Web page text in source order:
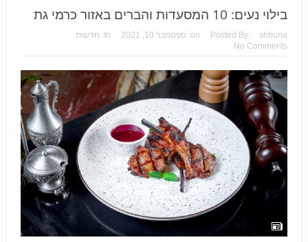
בילוי נעים: 10 המסעדות והברים באזור כרמי גת
Posted By: shhuna
on: ספטמבר 10, 2021 In:
חדשות
No Comments